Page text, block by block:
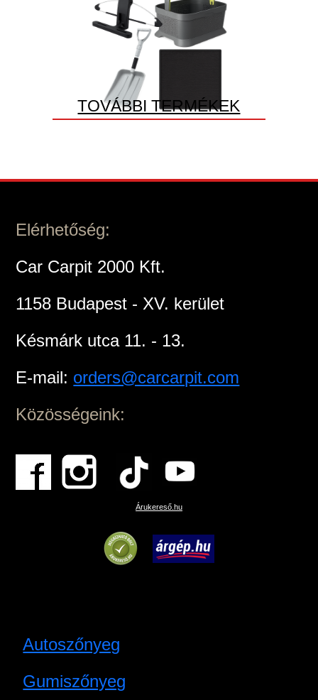
TOVÁBBI TERMÉKEK
Elérhetőség:
Car Carpit 2000 Kft.
1158 Budapest - XV. kerület
Késmárk utca 11. - 13.
E-mail: orders@carcarpit.com
Közösségeink:
Árukereső.hu
Autoszőnyeg
Gumiszőnyeg